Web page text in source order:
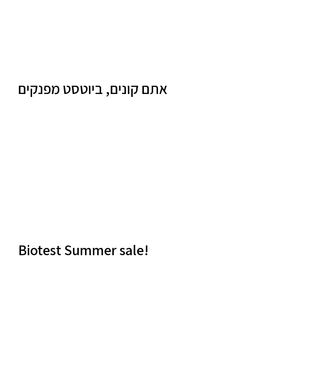
אתם קונים, ביוטסט מפנקים
Biotest Summer sale!